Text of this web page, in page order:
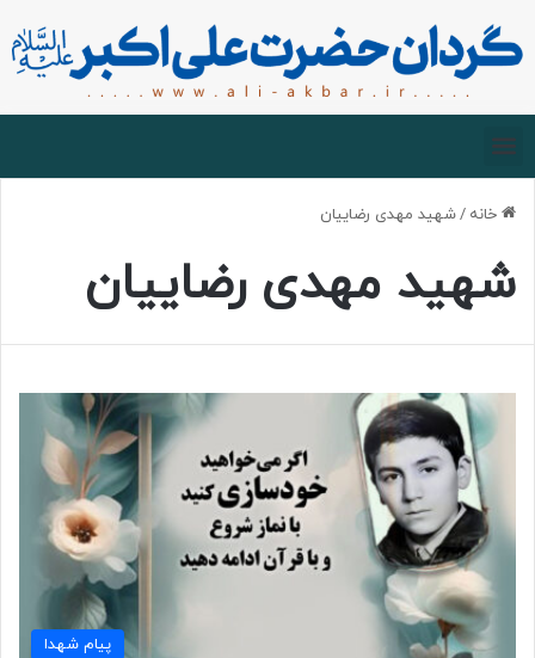
خانه /شهید مهدی رضاییان
شهید مهدی رضاییان
پیام شهدا